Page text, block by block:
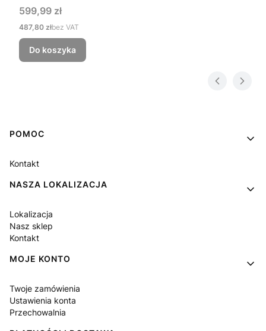
Cena
599,99 zł
Cena
487,80 złbez VAT
Do koszyka
Linki w stopce
POMOC
Kontakt
NASZA LOKALIZACJA
Lokalizacja
Nasz sklep
Kontakt
MOJE KONTO
Twoje zamówienia
Ustawienia konta
Przechowalnia